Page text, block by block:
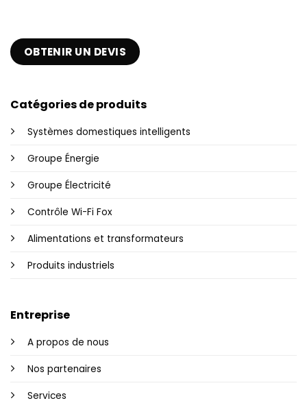
OBTENIR UN DEVIS
Catégories de produits
Systèmes domestiques intelligents
Groupe Énergie
Groupe Électricité
Contrôle Wi-Fi Fox
Alimentations et transformateurs
Produits industriels
Entreprise
A propos de nous
Nos partenaires
Services